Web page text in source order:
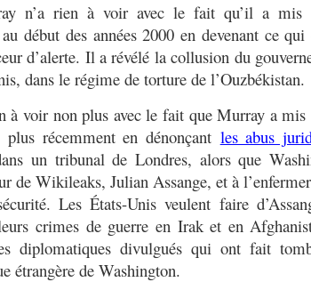
n’a rien à voir avec le fait qu’il a mis
début des années 2000 en devenant ce
d’alerte. Il a révélé la collusion du
dans le régime de torture de l’Ouzbékistan.
à voir non plus avec le fait que Murray a mis
plus récemment en dénonçant les abus
un tribunal de Londres, alors que
de Wikileaks, Julian Assange, et à
Les États-Unis veulent faire
crimes de guerre en Irak et en
diplomatiques divulgués qui ont fait
étrangère de Washington.